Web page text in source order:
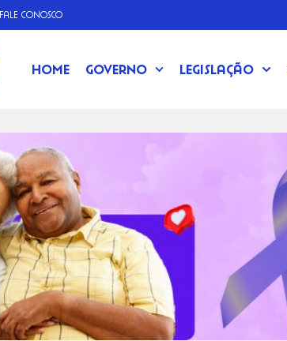
Fale Conosco
Home Governo Legislação